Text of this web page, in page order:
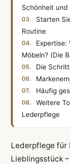
Schönheit und
Starten
Routine
Expertise:
Möbeln? (Die
Die
Häufig
Weitere
Lederpflege
Lederpflege für
Lieblingsstück